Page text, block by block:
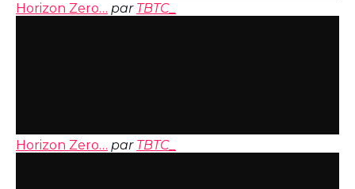
Horizon Zero… par TBTC_
Horizon Zero… par TBTC_